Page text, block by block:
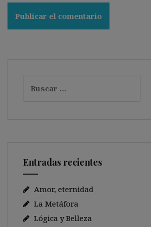
Entradas recientes
Amor, eternidad
La Metáfora
Lógica y Belleza